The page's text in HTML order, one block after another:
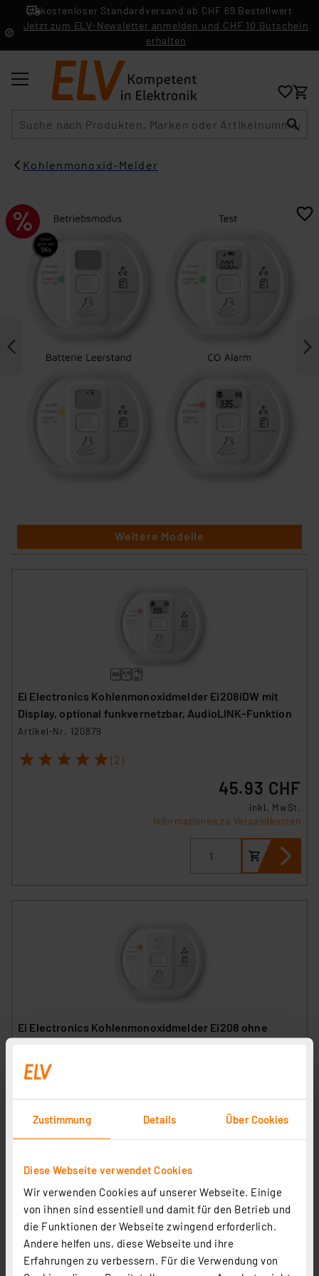
Zustimmung Details Über Cookies
Diese Webseite verwendet Cookies
Wir verwenden Cookies auf unserer Webseite. Einige
von ihnen sind essentiell und damit für den Betrieb und
die Funktionen der Webseite zwingend erforderlich.
Andere helfen uns, diese Webseite und ihre
Erfahrungen zu verbessern. Für die Verwendung von
kostenloser Standardversand ab CHF 69 Bestellwert
Jetzt zum ELV-Newsletter anmelden und CHF 10 Gutschein
erhalten
Kohlenmonoxid-Melder
Weitere Modelle
Ei Electronics Kohlenmonoxidmelder Ei208iDW mit
Display, optional funkvernetzbar, AudioLINK-Funktion
Artikel-Nr. 120879
1 2 3 4 5 (2)
45.93 CHF
inkl. MwSt.
Informationen zu Versandkosten
Ei Electronics Kohlenmonoxidmelder Ei208 ohne
Artikel-Nr. 120874
34.80 CHF